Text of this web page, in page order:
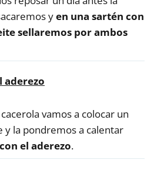
yen una sartén con
sellaremos por ambos
aderezo
vamos a colocar un
y la pondremos a calentar
el aderezo.